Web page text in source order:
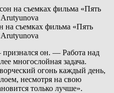
съемках фильма «Пять
он. — Работа над
многослойная задача.
огонь каждый день,
несмотря на свою
только лучше».